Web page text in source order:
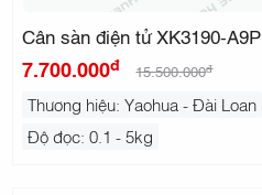
Cân sàn điện tử XK3190-A9P
7.700.000đ 15.500.000đ
Thương hiệu: Yaohua - Đài Loan
Độ đọc: 0.1 - 5kg